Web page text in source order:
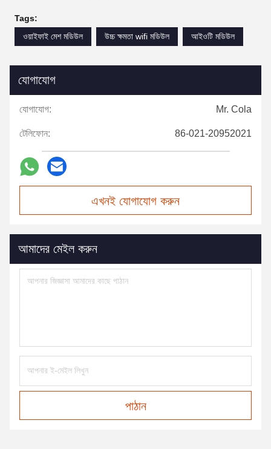
Tags:
ওয়াইফাই মেশ মডিউল
উচ্চ ক্ষমতা wifi মডিউল আইওটি মডিউল
যোগাযোগ
যোগাযোগ: Mr. Cola
টেলিফোন: 86-021-20952021
এখনই যোগাযোগ করুন
আমাদের মেইল করুন
পাঠান